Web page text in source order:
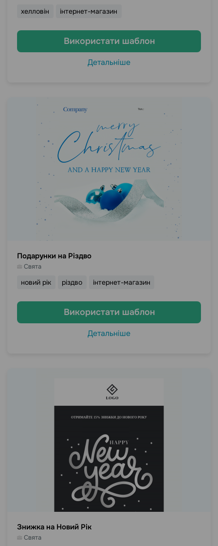
хелловін інтернет-магазин
Використати шаблон
Детальніше
Подарунки на Різдво
Свята
новий рік різдво інтернет-магазин
Використати шаблон
Детальніше
Знижка на Новий Рік
Свята